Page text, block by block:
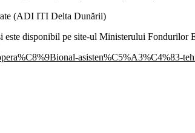
(ADI ITI Delta Dunării)
disponibil pe site-ul Ministerului Fondurilor
asisten%C5%A3%C4%83-